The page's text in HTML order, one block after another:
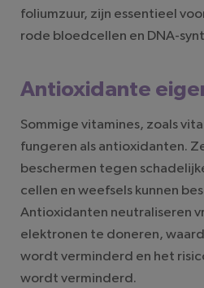
foliumzuur, zijn essentieel
rode bloedcellen en DNA-
Antioxidante
Sommige vitamines, zoals
fungeren als antioxidanten.
beschermen tegen
cellen en weefsels kunnen
Antioxidanten neutraliseren
elektronen te doneren,
wordt verminderd en het
wordt verminderd.